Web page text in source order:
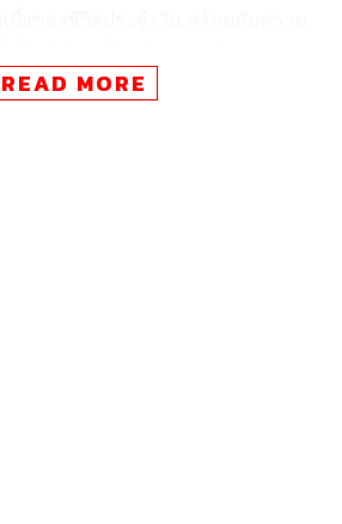
บุคคล ความงาม และการจัดการน้ำ
READ MORE